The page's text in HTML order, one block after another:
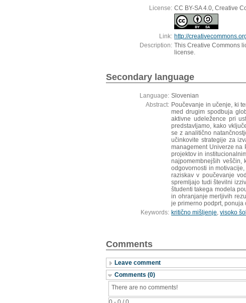
License: CC BY-SA 4.0, Creative
Link: http://
Description: This Creative Commons
license.
Secondary language
Language: Slovenian
Abstract: Poučevanje in učenje, ki
med drugim spodbuja
aktivne udeležence pri
predstavljamo, kako
se z analitično
učinkovite strategije za
management Univerze na
projektov in
najpomembnejših veščin,
odgovornosti in
raziskav v poučevanje
spremljajo tudi številni
študenti takega modela
in ohranjanje merljivih
je primerno podprt,
Keywords: kritično mišljenje, visoko
Comments
Leave comment
Comments (0)
There are no comments!